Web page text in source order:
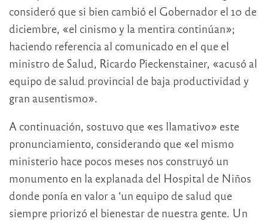
consideró que si bien cambió el Gobernador el 10 de
diciembre, «el cinismo y la mentira continúan»;
haciendo referencia al comunicado en el que el
ministro de Salud, Ricardo Pieckenstainer, «acusó al
equipo de salud provincial de baja productividad y
gran ausentismo».
A continuación, sostuvo que «es llamativo» este
pronunciamiento, considerando que «el mismo
ministerio hace pocos meses nos construyó un
monumento en la explanada del Hospital de Niños
donde ponía en valor a ‘un equipo de salud que
siempre priorizó el bienestar de nuestra gente. Un